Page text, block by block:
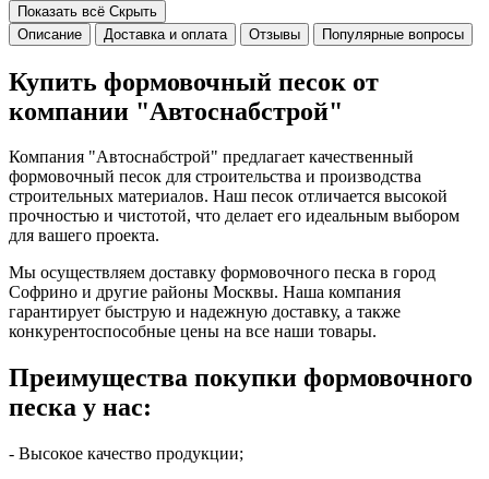
Показать всё Скрыть
Описание
Доставка и оплата Отзывы Популярные вопросы
Купить формовочный песок от
компании "Автоснабстрой"
Компания "Автоснабстрой" предлагает качественный
формовочный песок для строительства и производства
строительных материалов. Наш песок отличается высокой
прочностью и чистотой, что делает его идеальным выбором
для вашего проекта.
Мы осуществляем доставку формовочного песка в город
Софрино и другие районы Москвы. Наша компания
гарантирует быструю и надежную доставку, а также
конкурентоспособные цены на все наши товары.
Преимущества покупки формовочного
песка у нас:
- Высокое качество продукции;